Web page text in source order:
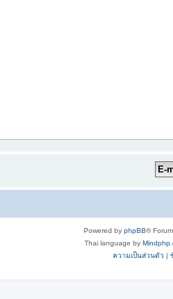
Powered by phpBB®
Thai language by
ความเป็นส่วนตัว |